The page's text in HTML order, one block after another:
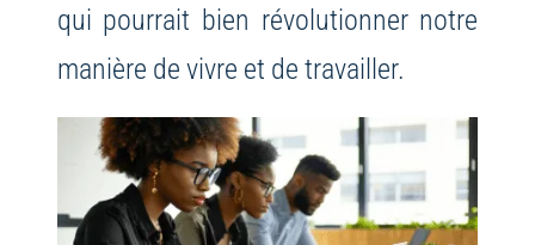
qui pourrait bien révolutionner notre
manière de vivre et de travailler.